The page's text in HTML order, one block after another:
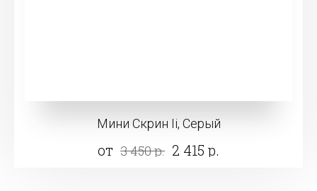
Мини Скрин Ii, Серый
от 3 450 р. 2 415 р.